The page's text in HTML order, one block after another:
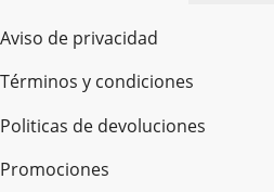
Aviso de privacidad
Términos y condiciones
Politicas de devoluciones
Promociones